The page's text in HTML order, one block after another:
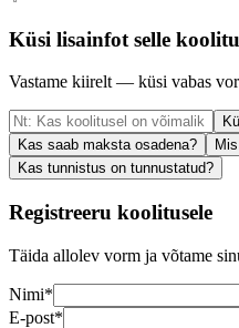
Küsi lisainfot selle
Vastame kiirelt — küsi vabas
Kas saab maksta osadena?
Kas tunnistus on tunnustatud?
Registreeru koolitusele
Täida allolev vorm ja võtame
Nimi*
E-post*